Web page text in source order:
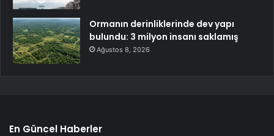
Ormanın derinliklerinde dev yapı
bulundu: 3 milyon insanı saklamış
Ağustos 8, 2026
En Güncel Haberler